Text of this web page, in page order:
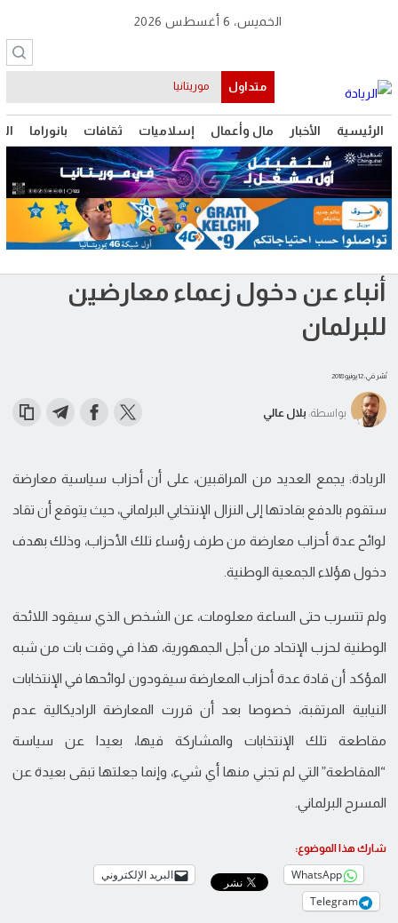
الرئيسية الأخبار مال وأعمال إسلاميات ثقافات بانوراما
الخميس، 6 أغسطس 2026
متداول موريتانيا
أنباء عن دخول زعماء معارضين
للبرلمان
نُشر في: 12 يونيو 2018
بواسطة: بلال عالي
الريادة: يجمع العديد من المراقبين، على أن أحزاب سياسية معارضة
ستقوم بالدفع بقادتها إلى النزال الإنتخابي البرلماني، حيث يتوقع أن تقاد
لوائح عدة أحزاب معارضة من طرف رؤساء تلك الأحزاب، وذلك بهدف
دخول هؤلاء الجمعية الوطنية.
ولم تتسرب حتى الساعة معلومات، عن الشخص الذي سيقود اللائحة
الوطنية لحزب الإتحاد من أجل الجمهورية، هذا في وقت بات من شبه
المؤكد أن قادة عدة أحزاب المعارضة سيقودون لوائحها في الإنتخابات
النيابية المرتقبة، خصوصا بعد أن قررت المعارضة الراديكالية عدم
مقاطعة تلك الإنتخابات والمشاركة فيها، بعيدا عن سياسة
“المقاطعة” التي لم تجني منها أي شيء، وإنما جعلتها تبقى بعيدة عن
المسرح البرلماني.
شارك هذا الموضوع:
WhatsApp
البريد الإلكتروني
Telegram